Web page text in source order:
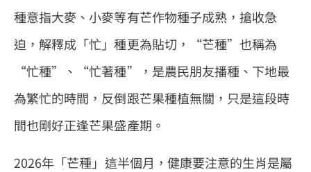
種意指大麥、小麥等有芒作物種子成熟，搶收急
迫，解釋成「忙」種更為貼切，“芒種”也稱為
“忙種”、“忙著種”，是農民朋友播種、下地最
為繁忙的時間，反倒跟芒果種植無關，只是這段時
間也剛好正逢芒果盛產期。
2026年「芒種」這半個月，健康要注意的生肖是屬